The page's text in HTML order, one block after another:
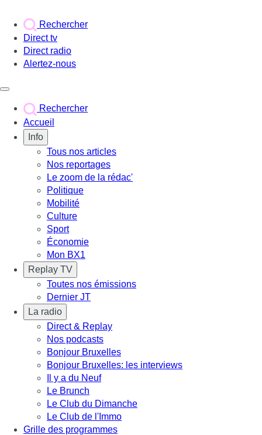
Rechercher
Direct tv
Direct radio
Alertez-nous
Rechercher
Accueil
Info
Tous nos articles
Nos reportages
Le zoom de la rédac'
Politique
Mobilité
Culture
Sport
Économie
Mon BX1
Replay TV
Toutes nos émissions
Dernier JT
La radio
Direct & Replay
Nos podcasts
Bonjour Bruxelles
Bonjour Bruxelles: les interviews
Il y a du Neuf
Le Brunch
Le Club du Dimanche
Le Club de l'Immo
Grille des programmes